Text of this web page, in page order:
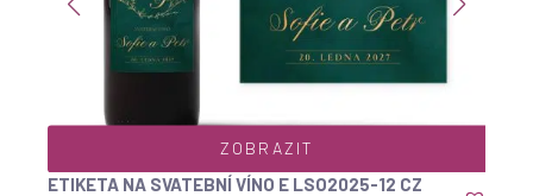
ZOBRAZIT
ETIKETA NA SVATEBNÍ PÁLENKU MOD2025_16